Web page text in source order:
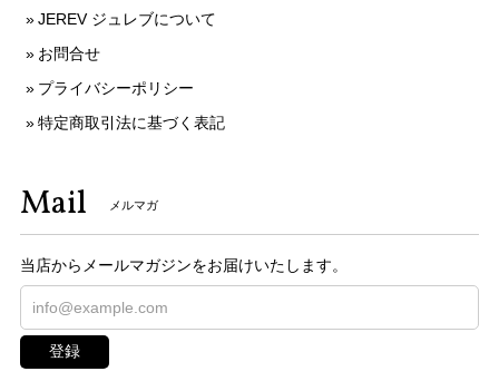
JEREV ジュレブについて
お問合せ
プライバシーポリシー
特定商取引法に基づく表記
Mail メルマガ
当店からメールマガジンをお届けいたします。
登録